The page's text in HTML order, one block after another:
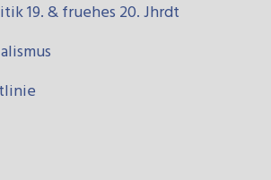
19. & fruehes 20. Jhrdt